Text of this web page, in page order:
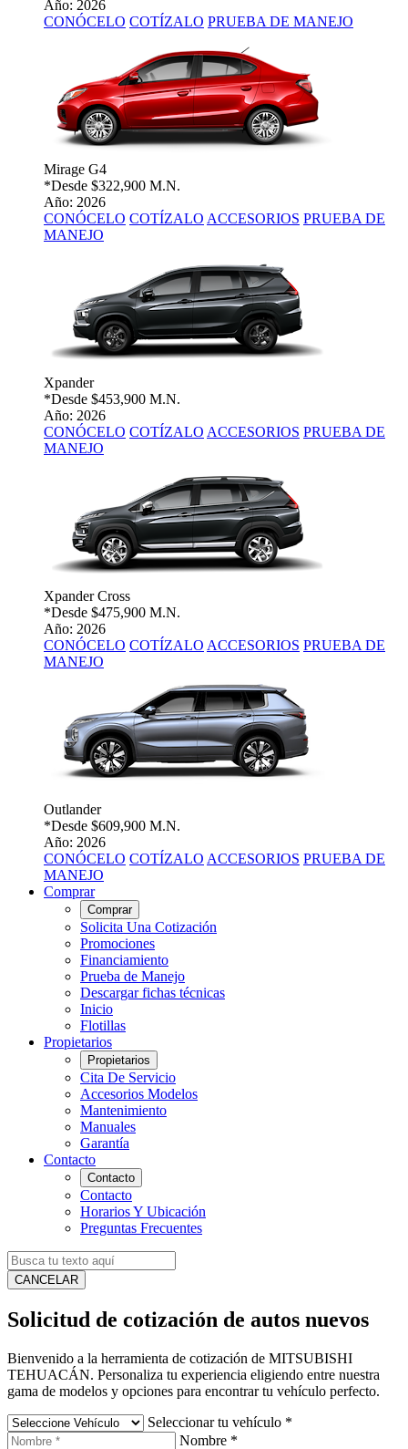
Año: 2026
CONÓCELO COTÍZALO PRUEBA DE MANEJO
Mirage G4
*Desde $322,900 M.N.
Año: 2026
CONÓCELO COTÍZALO ACCESORIOS PRUEBA DE
MANEJO
Xpander
*Desde $453,900 M.N.
Año: 2026
CONÓCELO COTÍZALO ACCESORIOS PRUEBA DE
MANEJO
Xpander Cross
*Desde $475,900 M.N.
Año: 2026
CONÓCELO COTÍZALO ACCESORIOS PRUEBA DE
MANEJO
Outlander
*Desde $609,900 M.N.
Año: 2026
CONÓCELO COTÍZALO ACCESORIOS PRUEBA DE
MANEJO
Comprar
Comprar
Solicita Una Cotización
Promociones
Financiamiento
Prueba de Manejo
Descargar fichas técnicas
Inicio
Flotillas
Propietarios
Propietarios
Cita De Servicio
Accesorios Modelos
Mantenimiento
Manuales
Garantía
Contacto
Contacto
Contacto
Horarios Y Ubicación
Preguntas Frecuentes
CANCELAR
Solicitud de cotización de autos nuevos
Bienvenido a la herramienta de cotización de MITSUBISHI
TEHUACÁN. Personaliza tu experiencia eligiendo entre nuestra
gama de modelos y opciones para encontrar tu vehículo perfecto.
Seleccionar tu vehículo *
Nombre *